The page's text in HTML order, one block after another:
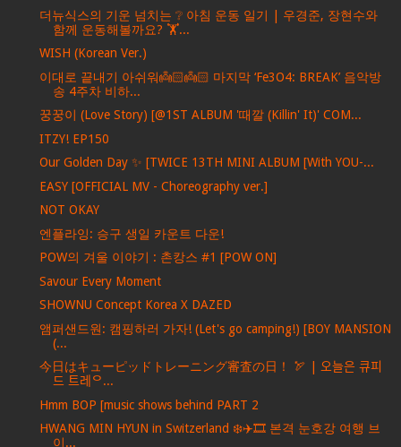
더뉴식스의 기운 넘치는 ❔ 아침 운동 일기 | 우경준, 장현수와
함께 운동해볼까요? 🏋️...
WISH (Korean Ver.)
이대로 끝내기 아쉬워👼🏻👼🏻 마지막 ‘Fe3O4: BREAK’ 음악방
송 4주차 비하...
꿍꿍이 (Love Story) [@1ST ALBUM '때깔 (Killin' It)' COM...
ITZY! EP150
Our Golden Day ✨ [TWICE 13TH MINI ALBUM [With YOU-...
EASY [OFFICIAL MV - Choreography ver.]
NOT OKAY
엔플라잉: 승구 생일 카운트 다운!
POW의 겨울 이야기 : 촌캉스 #1 [POW ON]
Savour Every Moment
SHOWNU Concept Korea X DAZED
앰퍼샌드원: 캠핑하러 가자! (Let's go camping!) [BOY MANSION
(...
今日はキューピッドトレーニング審査の日！ 🏹 | 오늘은 큐피
드 트레ᄋ...
Hmm BOP [music shows behind PART 2
HWANG MIN HYUN in Switzerland ❄️✈️🎞️ 본격 눈호강 여행 브
이...